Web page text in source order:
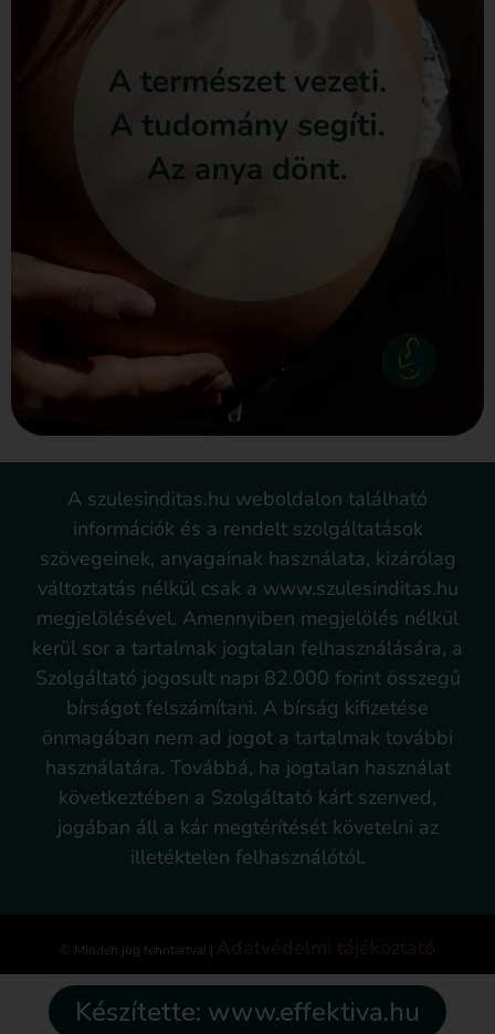
A szulesinditas.hu weboldalon található
információk és a rendelt szolgáltatások
szövegeinek, anyagainak használata, kizárólag
változtatás nélkül csak a www.szulesinditas.hu
megjelölésével. Amennyiben megjelölés nélkül
kerül sor a tartalmak jogtalan felhasználására, a
Szolgáltató jogosult napi 82.000 forint összegű
bírságot felszámítani. A bírság kifizetése
önmagában nem ad jogot a tartalmak további
használatára. Továbbá, ha jogtalan használat
következtében a Szolgáltató kárt szenved,
jogában áll a kár megtérítését követelni az
illetéktelen felhasználótól.
© Minden jog fenntartva! | Adatvédelmi tájékoztató
Készítette: www.effektiva.hu